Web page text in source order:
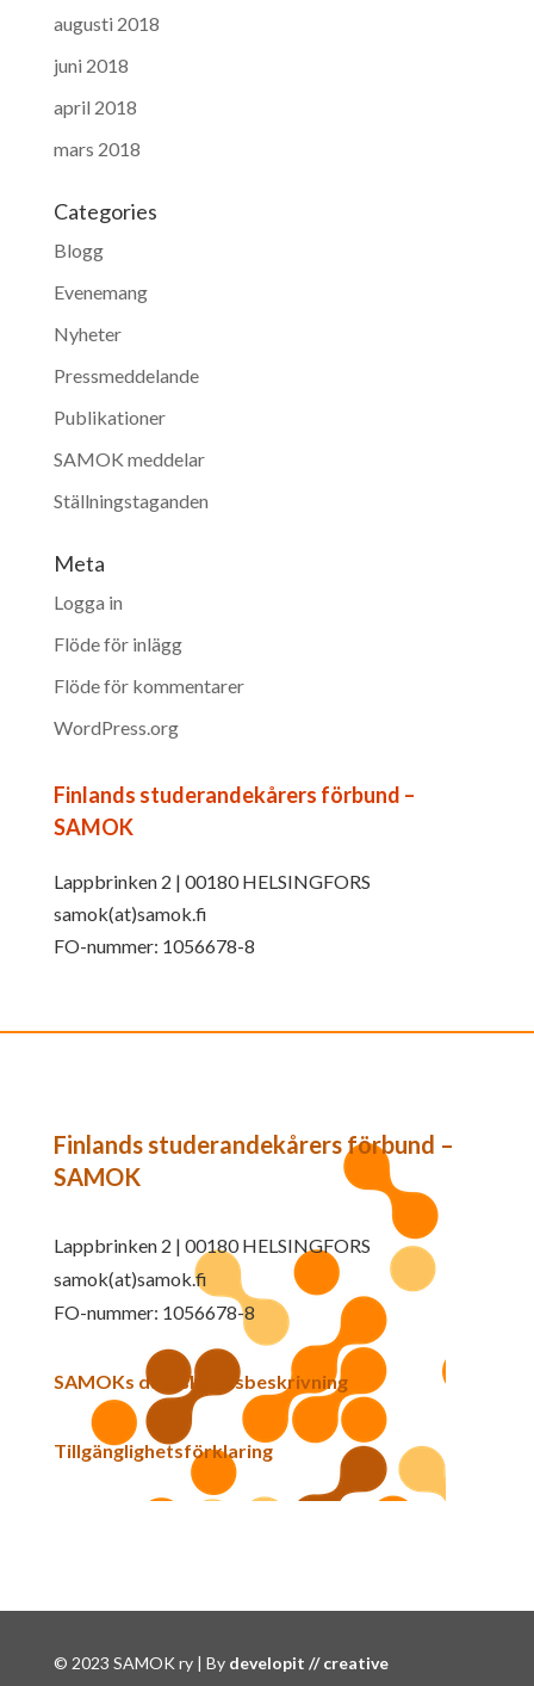
augusti 2018
juni 2018
april 2018
mars 2018
Categories
Blogg
Evenemang
Nyheter
Pressmeddelande
Publikationer
SAMOK meddelar
Ställningstaganden
Meta
Logga in
Flöde för inlägg
Flöde för kommentarer
WordPress.org
Finlands studerandekårers förbund –
SAMOK
Lappbrinken 2 | 00180 HELSINGFORS
samok(at)samok.fi
FO-nummer: 1056678-8
Finlands studerandekårers förbund –
SAMOK
Lappbrinken 2 | 00180 HELSINGFORS
samok(at)samok.fi
FO-nummer: 1056678-8
SAMOKs dataskyddsbeskrivning
Tillgänglighetsförklaring
© 2023 SAMOK ry | By developit // creative